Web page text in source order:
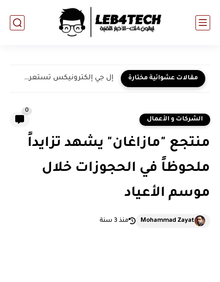
مقالات عشوائية مختارة إل جي إلكترونيكس تستعرض حلولها المنزلية المدعومة بالذكاء الاصطناعي لمنطقة...
الشركات و الأعمال
0
منتجع "مازاغان" يشهد تزايداً
ملحوظاً في الحجوزات خلال
موسم الأعياد
Mohammad Zayat منذ 3 سنة